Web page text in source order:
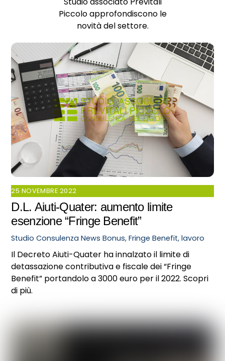
Piccolo approfondiscono le
novità del settore.
25 NOVEMBRE 2022
D.L. Aiuti-Quater: aumento limite
esenzione “Fringe Benefit”
Studio Consulenza News Bonus,Fringe Benefit,lavoro
Il Decreto Aiuti-Quater ha innalzato il limite di
detassazione contributiva e fiscale dei “Fringe
Benefit” portandolo a 3000 euro per il 2022. Scopri
di più.